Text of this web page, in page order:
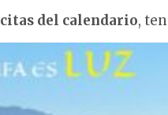
del calendario,